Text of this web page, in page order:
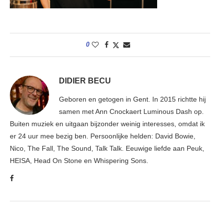
0
DIDIER BECU
Geboren en getogen in Gent. In 2015 richtte hij
samen met Ann Cnockaert Luminous Dash op.
Buiten muziek en uitgaan bijzonder weinig interesses, omdat ik
er 24 uur mee bezig ben. Persoonlijke helden: David Bowie,
Nico, The Fall, The Sound, Talk Talk. Eeuwige liefde aan Peuk,
HEISA, Head On Stone en Whispering Sons.